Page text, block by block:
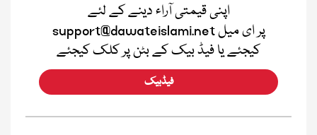
اپنی قیمتی آراء دینے کے لئے
support@dawateislami.net پر ای میل
کیجئے یا فیڈ بیک کے بٹن پر کلک کیجئے
فیڈبیک